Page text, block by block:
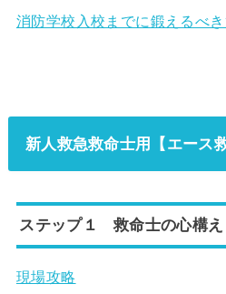
消防学校入校までに鍛えるべ
新人救急救命士用【エース
ステップ１ 救命士の心構え
現場攻略